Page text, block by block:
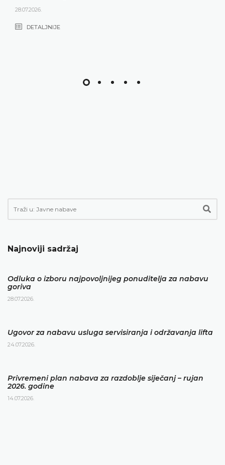
28.07.2026.
DETALJNIJE
Najnoviji sadržaj
Odluka o izboru najpovoljnijeg ponuditelja za nabavu
goriva
28.07.2026.
Ugovor za nabavu usluga servisiranja i održavanja lifta
24.07.2026.
Privremeni plan nabava za razdoblje siječanj – rujan
2026. godine
14.07.2026.